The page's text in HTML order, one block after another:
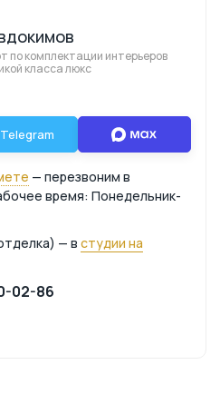
по комплектации интерьеров
класса люкс
Telegram
— перезвоним в
время: Понедельник-
— в студии на
02-86